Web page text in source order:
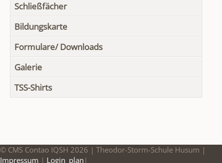
Schließfächer
Bildungskarte
Formulare/ Downloads
Galerie
TSS-Shirts
© CMS Contao IQSH 2026 | Theodor-Storm-Schule Husum |
Impressum | Login_plan |